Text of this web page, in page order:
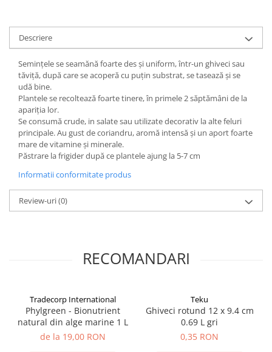
Ingrasaminte lichide
Ingrasaminte solubile
Alveole, tavi si ghivece
Folii si plase agricole
Materiale pentru solarii
Irigatii
Conducta apa
Banda de picurare
Tub picurare
Accesorii pentru irigatii
Fungicide
Insecticide
Tratament seminte
Descriere
Semințele se seamănă foarte des și uniform, într-un ghiveci sau
tăviță, după care se acoperă cu puțin substrat, se tasează și se
udă bine.
Plantele se recoltează foarte tinere, în primele 2 săptămâni de la
apariția lor.
Se consumă crude, in salate sau utilizate decorativ la alte feluri
principale. Au gust de coriandru, aromă intensă și un aport foarte
mare de vitamine și minerale.
Păstrare la frigider după ce plantele ajung la 5-7 cm
Informatii conformitate produs
Review-uri(0)
RECOMANDARI
Tradecorp International
Phylgreen - Bionutrient
natural din alge marine 1 L
de la 19,00 RON
Teku
Ghiveci rotund 12 x 9.4 cm
0.69 L gri
0,35 RON